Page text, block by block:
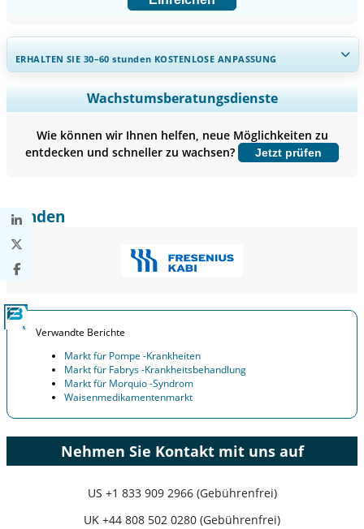
ERHALTEN SIE 30–60stunden KOSTENLOSE ANPASSUNG
Regionale und länderspezifische Abdeckung erweitern,
Segmentanalyse, Unternehmensprofile, Wettbewerbs-
Jetzt anpassen
Wachstumsberatungsdienste
Wie können wir Ihnen helfen, neue Möglichkeiten zu
entdecken und schneller zu wachsen?
Jetzt prüfen
Kunden
Verwandte Berichte
Markt für Pompe -Krankheiten
Markt für Fabrys -Krankheitsbehandlung
Markt für Morquio -Syndrom
Waisenmedikamentenmarkt
Nehmen Sie Kontakt mit uns auf
US +1 833 909 2966 (Gebührenfrei)
UK +44 808 502 0280 (Gebührenfrei)